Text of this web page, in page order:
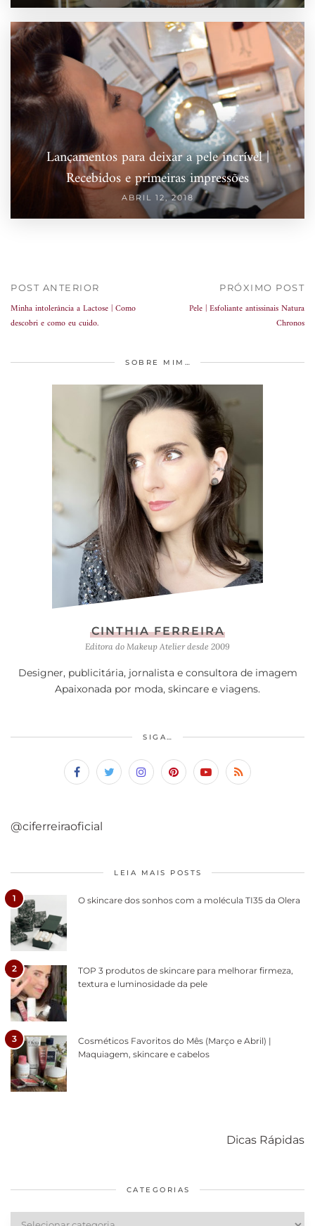
Lançamentos para deixar a pele incrível |
Recebidos e primeiras impressões
ABRIL 12, 2018
POST ANTERIOR
Minha intolerância a Lactose | Como
descobri e como eu cuido.
PRÓXIMO POST
Pele | Esfoliante antissinais Natura
Chronos
SOBRE MIM…
CINTHIA FERREIRA
Editora do Makeup Atelier desde 2009
Designer, publicitária, jornalista e consultora de imagem
Apaixonada por moda, skincare e viagens.
SIGA…
@ciferreiraoficial
LEIA MAIS POSTS
1 O skincare dos sonhos com a molécula TI35 da Olera
2
TOP 3 produtos de skincare para melhorar firmeza,
textura e luminosidade da pele
3
Cosméticos Favoritos do Mês (Março e Abril) |
Maquiagem, skincare e cabelos
Dicas Rápidas
diários
cabelos
CATEGORIAS
Categorias